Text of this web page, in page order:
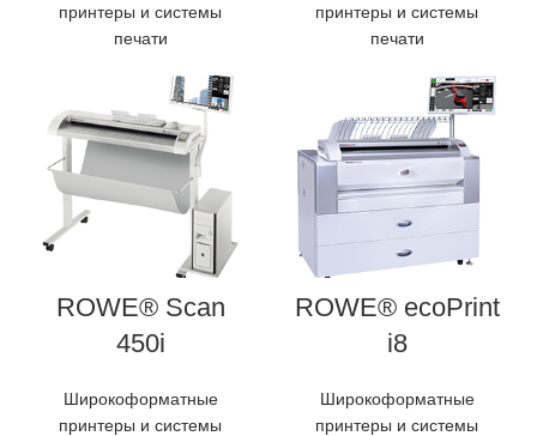
принтеры и системы
печати
принтеры и системы
печати
ROWE® Scan
450i
Широкоформатные
принтеры и системы
ROWE® ecoPrint
i8
Широкоформатные
принтеры и системы